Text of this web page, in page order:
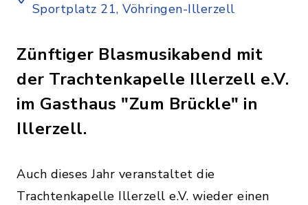
Sportplatz 21, Vöhringen-Illerzell
Zünftiger Blasmusikabend mit
der Trachtenkapelle Illerzell e.V.
im Gasthaus "Zum Brückle" in
Illerzell.
Auch dieses Jahr veranstaltet die
Trachtenkapelle Illerzell e.V. wieder einen